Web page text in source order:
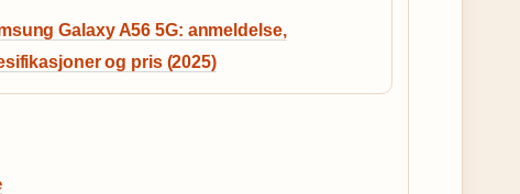
Galaxy A56 5G: anmeldelse,
og pris (2025)